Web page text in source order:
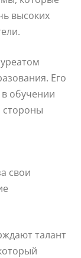
высоких
Его
обучении
стороны
свои
талант